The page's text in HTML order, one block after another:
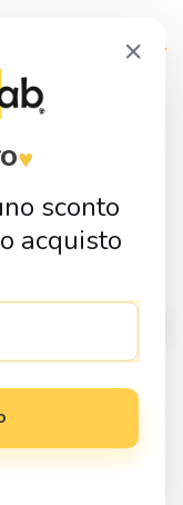
di Natale
Tag in
×
♥
sconto
acquisto